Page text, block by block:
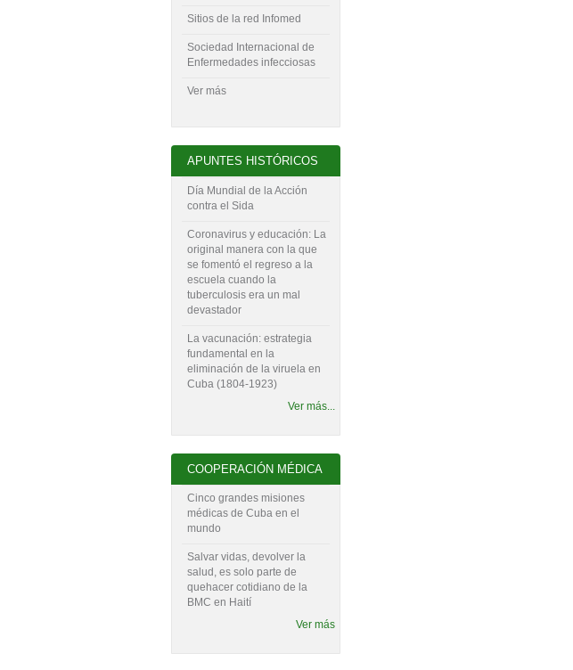
Sitios de la red Infomed
Sociedad Internacional de
Enfermedades infecciosas
Ver más
APUNTES HISTÓRICOS
Día Mundial de la Acción
contra el Sida
Coronavirus y educación: La
original manera con la que
se fomentó el regreso a la
escuela cuando la
tuberculosis era un mal
devastador
La vacunación: estrategia
fundamental en la
eliminación de la viruela en
Cuba (1804-‍1923)
Ver más...
COOPERACIÓN MÉDICA
Cinco grandes misiones
médicas de Cuba en el
mundo
Salvar vidas, devolver la
salud, es solo parte de
quehacer cotidiano de la
BMC en Haití
Ver más